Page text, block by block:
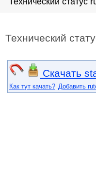
Технический
Скачать
Как тут качать? Добавить